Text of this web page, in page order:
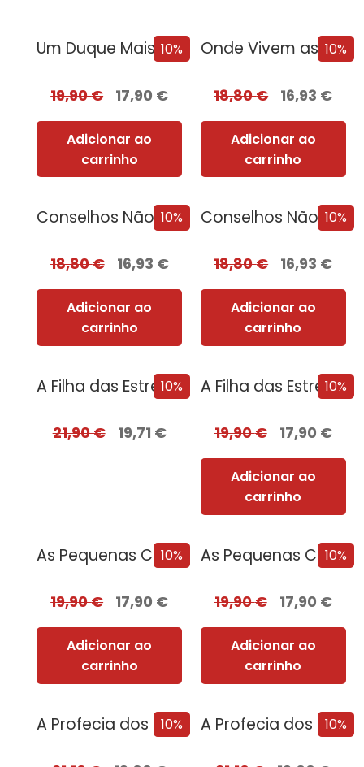
10%
Um Duque Mais que Perfeito
19,90€ 17,90 €
Adicionar ao
carrinho
10%
Onde Vivem as Estrelas
18,80€ 16,93 €
Adicionar ao
carrinho
10%
Conselhos Não Solicitados de Vera Wong para...
18,80€ 16,93 €
Adicionar ao
carrinho
10%
Conselhos Não Solicitados de Vera Wong para...
18,80€ 16,93 €
Adicionar ao
carrinho
10%
A Filha das Estrelas [Nova Edição] com...
21,90€ 19,71 €
10%
A Filha das Estrelas [Nova Edição]
19,90€ 17,90 €
Adicionar ao
carrinho
10%
As Pequenas Coisas Que Guardamos + Oferta...
19,90€ 17,90 €
Adicionar ao
carrinho
10%
As Pequenas Coisas Que Guardamos
19,90€ 17,90 €
Adicionar ao
carrinho
10%
A Profecia dos Dois Lobos + Oferta... 10%
A Profecia dos Dois Lobos